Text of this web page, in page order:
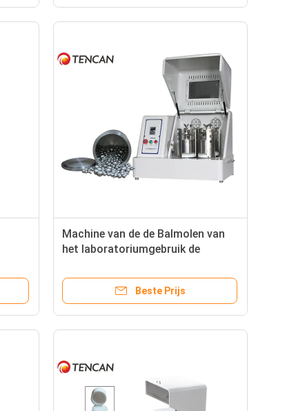
Machine van de de Balmolen van
het laboratoriumgebruik de
Beste Prijs